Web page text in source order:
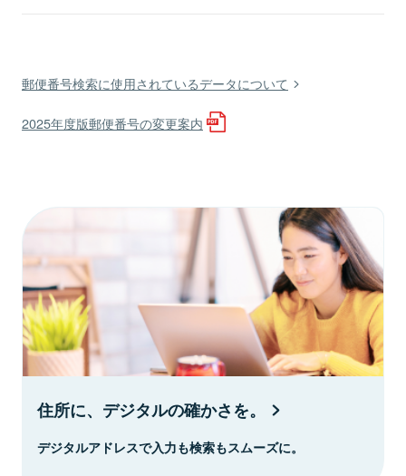
郵便番号検索に使用されているデータについて
2025年度版郵便番号の変更案内
住所に、デジタルの確かさを。
デジタルアドレスで入力も検索もスムーズに。